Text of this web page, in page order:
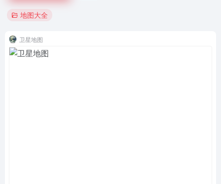
地图大全
卫星地图